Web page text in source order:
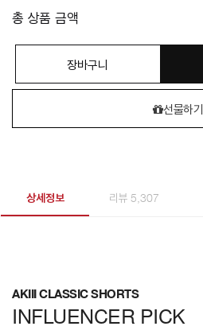
총 상품 금액
장바구니
선물하기
상세정보 리뷰 5,307
AKIII CLASSIC SHORTS
INFLUENCER PICK